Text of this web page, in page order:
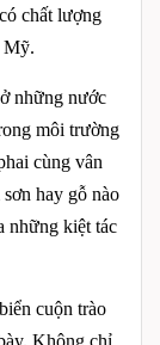
chất lượng
Mỹ.
những nước
môi trường
cùng vân
hay gỗ nào
những kiệt tác
cuộn trào
Không chỉ